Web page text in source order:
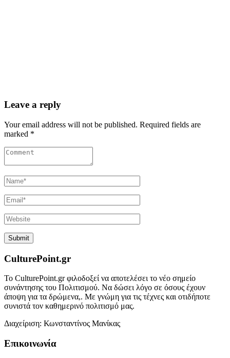
Leave a reply
Your email address will not be published. Required fields are
marked *
CulturePoint.gr
Το CulturePoint.gr φιλοδοξεί να αποτελέσει το νέο σημείο
συνάντησης του Πολιτισμού. Να δώσει λόγο σε όσους έχουν
άποψη για τα δρώμενα,. Με γνώμη για τις τέχνες και οτιδήποτε
συνιστά τον καθημερινό πολιτισμό μας.
Διαχείριση: Κωνσταντίνος Μανίκας
Επικοινωνία